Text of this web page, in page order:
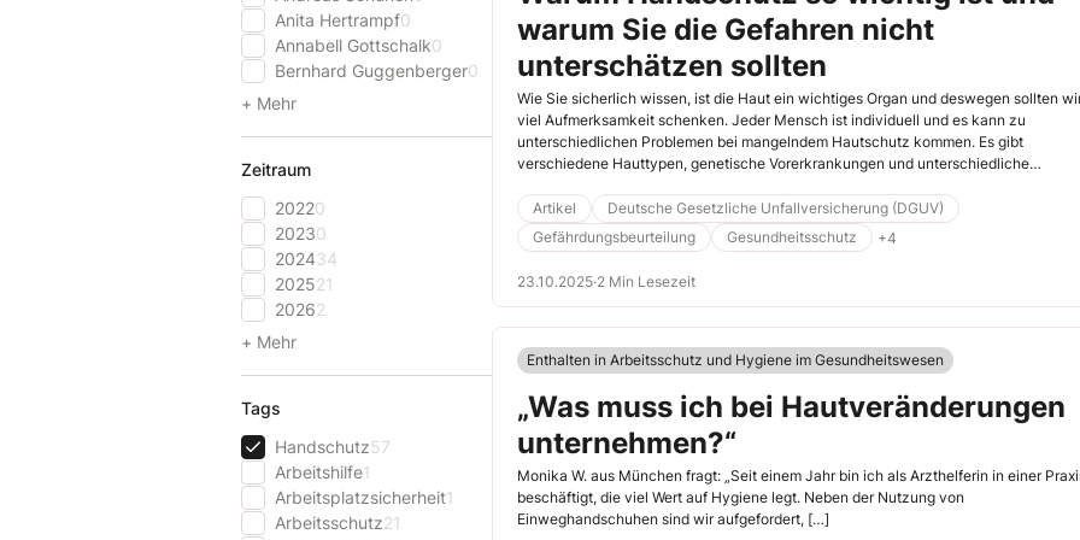
Anita Hertrampf0
Annabell Gottschalk0
Bernhard Guggenberger0
+ Mehr
Zeitraum
20220
20230
202434
202521
20262
+ Mehr
Tags
Handschutz57
Arbeitshilfe1
Arbeitsplatzsicherheit1
Arbeitsschutz21
warum Sie die Gefahren nicht
unterschätzen sollten
Wie Sie sicherlich wissen, ist die Haut ein wichtiges Organ und deswegen sollten
viel Aufmerksamkeit schenken. Jeder Mensch ist individuell und es kann zu
unterschiedlichen Problemen bei mangelndem Hautschutz kommen. Es gibt
verschiedene Hauttypen, genetische Vorerkrankungen und unterschiedliche
verschiedenen Ausprägungen. Die verschiedenen Gefährdungen durch Gefahrstoffe
können Hautprobleme und -krankheiten auslösen oder begünstigen. Im schlimmsten
Fall kann es sogar zur Arbeitsunfähigkeit führen. Hier sind Sie als
Gefahrstoffbeauftragter gefragt!
Artikel
Deutsche Gesetzliche Unfallversicherung (DGUV)
Gefährdungsbeurteilung
Gesundheitsschutz +4
23.10.2025·2 Min Lesezeit
Enthalten in Arbeitsschutz und Hygiene im Gesundheitswesen
„Was muss ich bei Hautveränderungen
unternehmen?“
Monika W. aus München fragt: „Seit einem Jahr bin ich als Arzthelferin in einer
beschäftigt, die viel Wert auf ­Hygiene legt. Neben der Nutzung von
Einweghandschuhen sind wir aufgefordert, […]